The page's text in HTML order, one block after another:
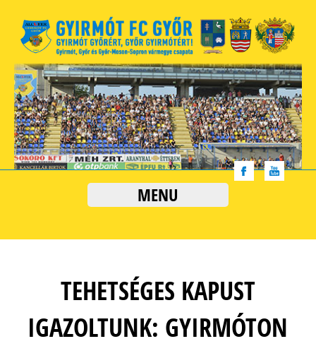
MENU
TEHETSÉGES KAPUST
IGAZOLTUNK: GYIRMÓTON